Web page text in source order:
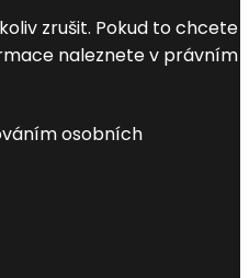
zrušit. Pokud to chcete
naleznete v právním
osobních